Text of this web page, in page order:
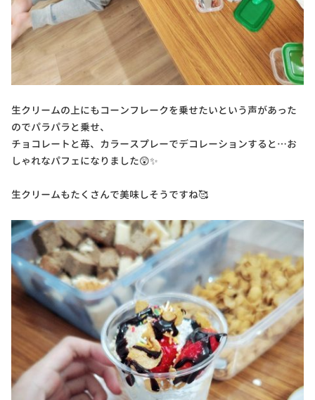
生クリームの上にもコーンフレークを乗せたいという声があった
のでパラパラと乗せ、
チョコレートと苺、カラースプレーでデコレーションすると…お
しゃれなパフェになりました😲✨
生クリームもたくさんで美味しそうですね🥰